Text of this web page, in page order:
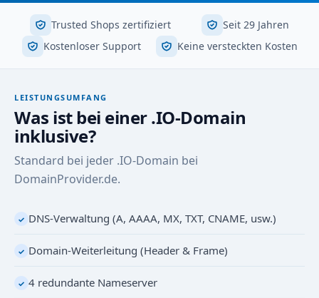
Trusted Shops zertifiziert
Seit 29 Jahren
Kostenloser Support
Keine versteckten Kosten
LEISTUNGSUMFANG
Was ist bei einer .IO-Domain
inklusive?
Standard bei jeder .IO-Domain bei
DomainProvider.de.
✓ DNS-Verwaltung (A, AAAA, MX, TXT, CNAME, usw.)
✓ Domain-Weiterleitung (Header & Frame)
✓ 4 redundante Nameserver